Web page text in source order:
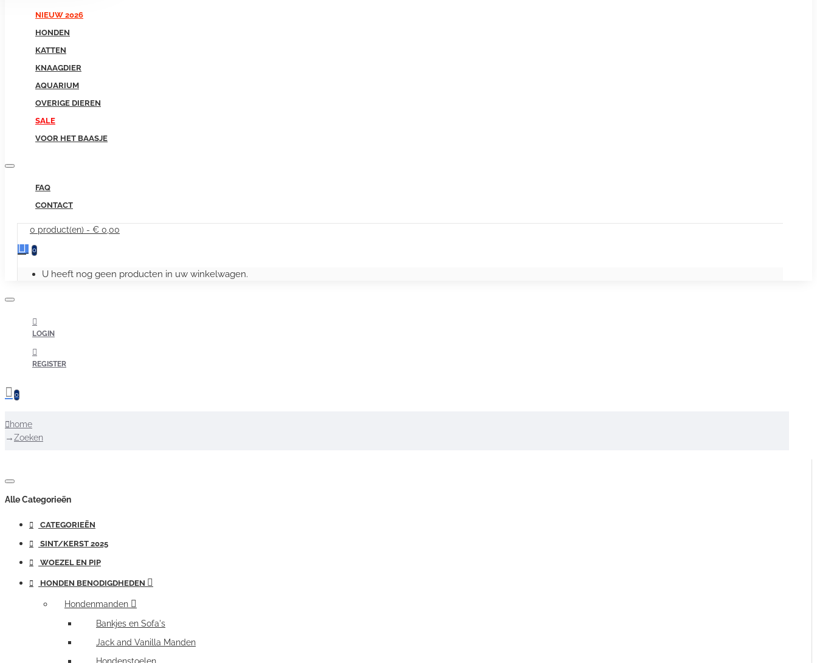
NIEUW 2026
HONDEN
KATTEN
KNAAGDIER
AQUARIUM
OVERIGE DIEREN
SALE
VOOR HET BAASJE
FAQ
CONTACT
0 product(en) - € 0,00
0
U heeft nog geen producten in uw winkelwagen.
LOGIN
REGISTER
0
home
Zoeken
Alle Categorieën
CATEGORIEËN
SINT/KERST 2025
WOEZEL EN PIP
HONDEN BENODIGDHEDEN
Hondenmanden
Bankjes en Sofa's
Jack and Vanilla Manden